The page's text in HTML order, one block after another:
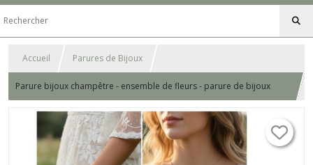
Accueil Parures de Bijoux
Parure bijoux champêtre - ensemble de fleurs - parure de bijoux
fleurs marguerites - chaine or acier inoxydable or ou argent
Bucolique